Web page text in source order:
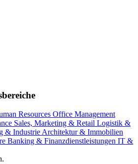
Resources Office Management
Sales, Marketing & Retail Logistik &
& IndustrieArchitektur & Immobilien
Banking & Finanzdienstleistungen IT &